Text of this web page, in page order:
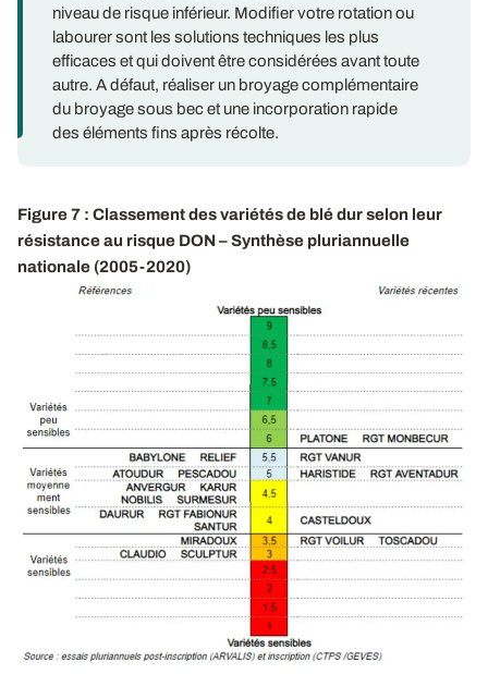
niveau de risque inférieur. Modifier votre rotation ou
labourer sont les solutions techniques les plus
efficaces et qui doivent être considérées avant toute
autre. A défaut, réaliser un broyage complémentaire
du broyage sous bec et une incorporation rapide
des éléments fins après récolte.
Figure 7 : Classement des variétés de blé dur selon leur
résistance au risque DON – Synthèse pluriannuelle
nationale (2005-2020)